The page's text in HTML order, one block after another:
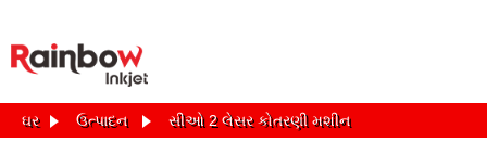
ઘર ઉત્પાદન સીઓ 2 લેસર કોતરણી મશીન